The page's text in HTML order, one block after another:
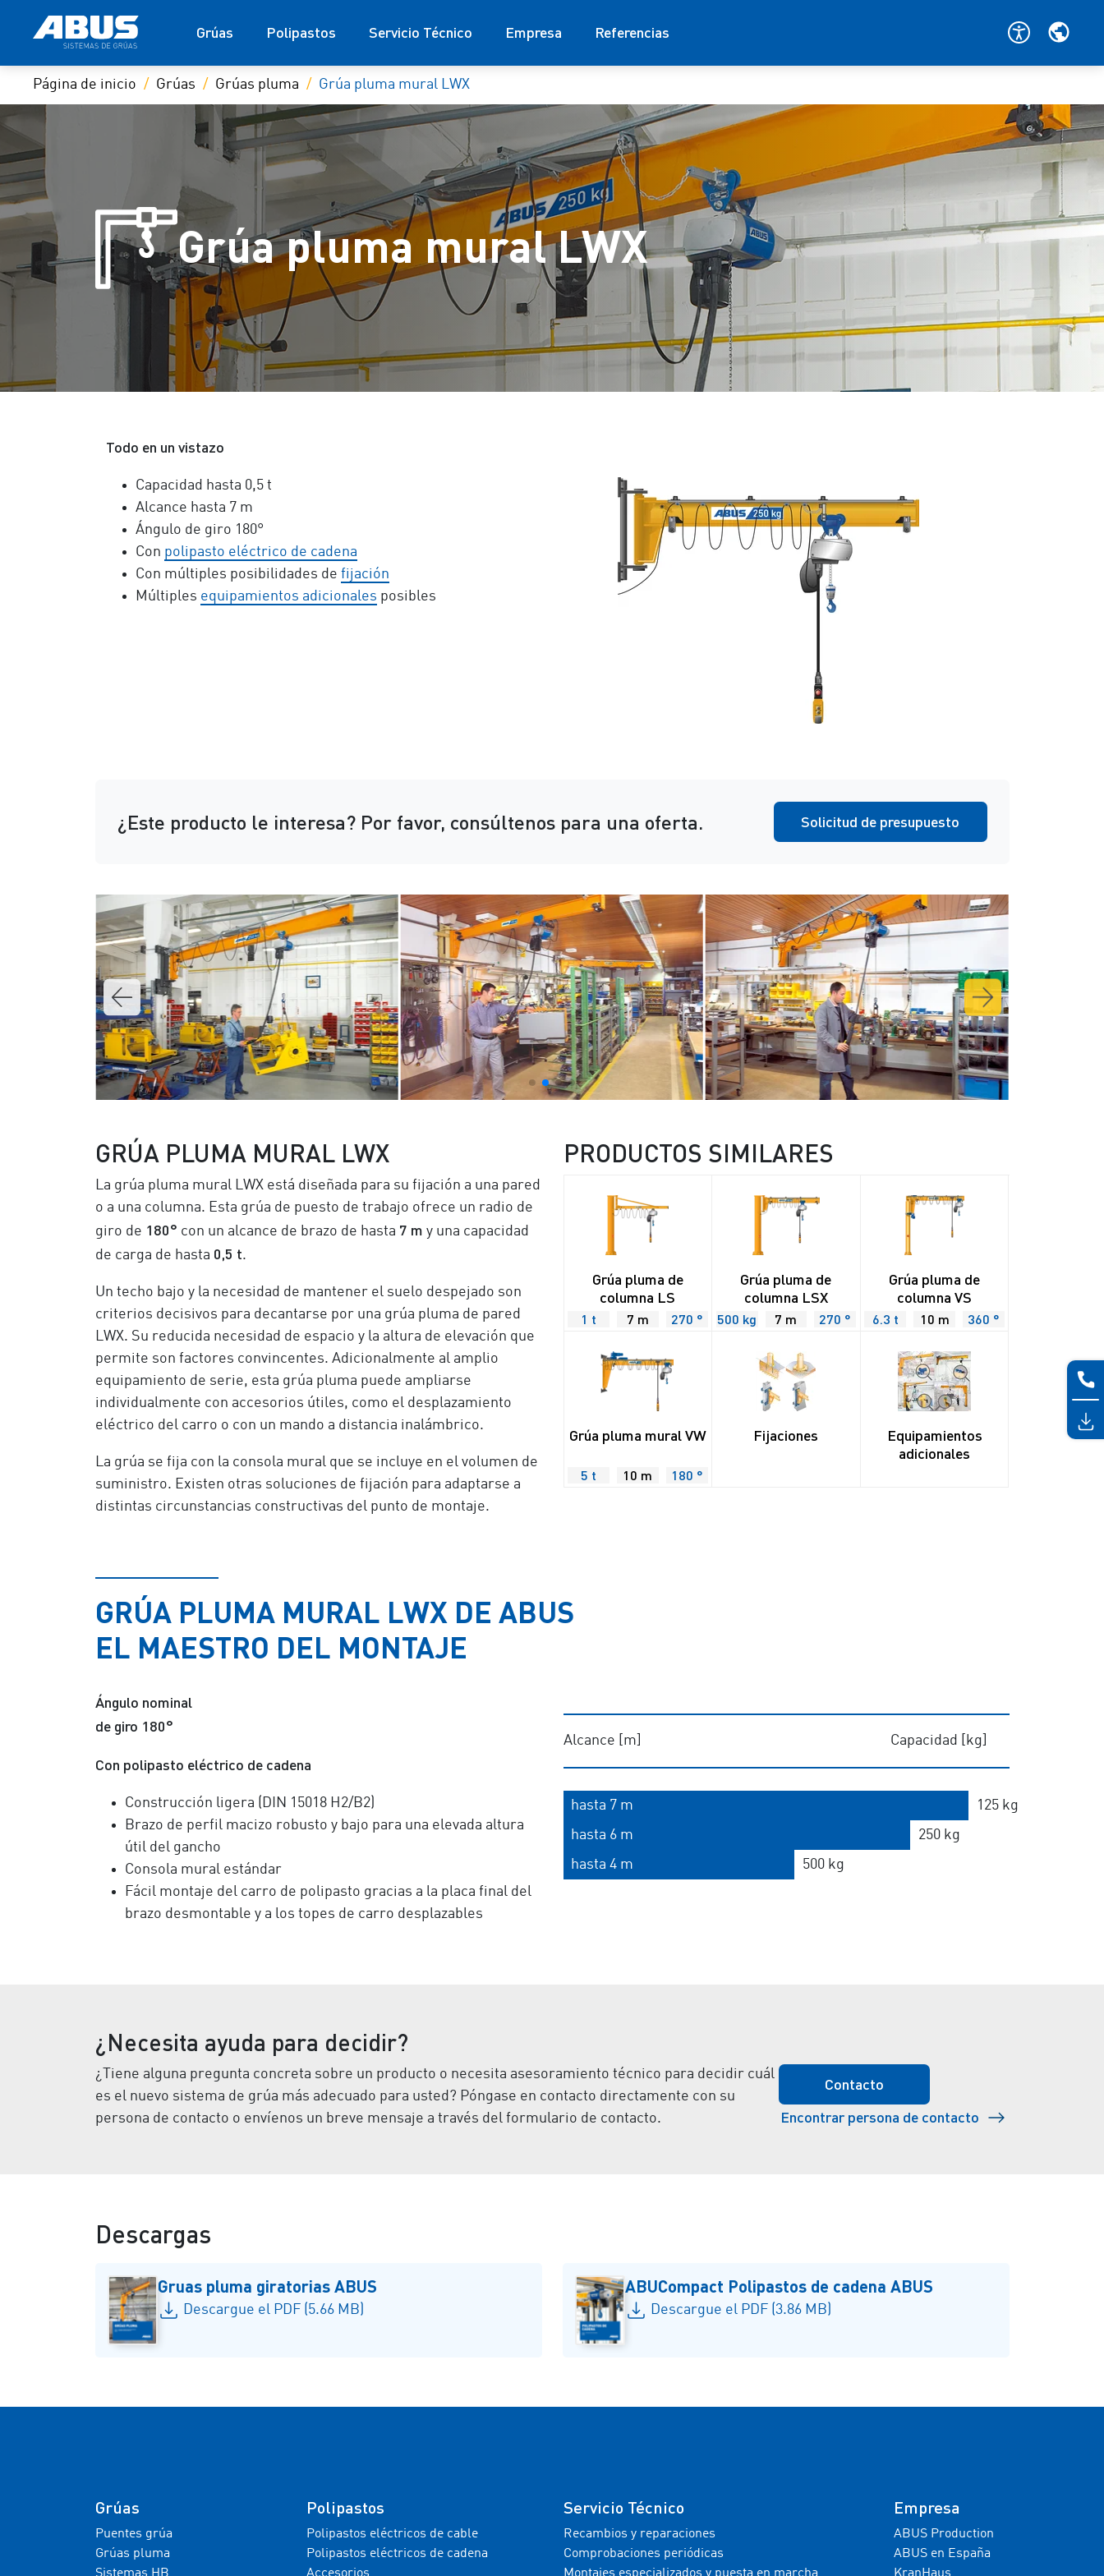
Grúas Polipastos Servicio Técnico Empresa Referencias
Página de inicio Grúas Grúas pluma Grúa pluma mural LWX
Grúa pluma mural LWX
Todo en un vistazo
Capacidad hasta 0,5 t
Alcance hasta 7 m
Ángulo de giro 180°
Con polipasto eléctrico de cadena
Con múltiples posibilidades de fijación
Múltiples equipamientos adicionales posibles
¿Este producto le interesa? Por favor, consúltenos para una oferta. Solicitud de presupuesto
GRÚA PLUMA MURAL LWX
La grúa pluma mural LWX está diseñada para su fijación a una pared
o a una columna. Esta grúa de puesto de trabajo ofrece un radio de
giro de 180° con un alcance de brazo de hasta 7 m y una capacidad
de carga de hasta 0,5 t.
Un techo bajo y la necesidad de mantener el suelo despejado son
criterios decisivos para decantarse por una grúa pluma de pared
LWX. Su reducida necesidad de espacio y la altura de elevación que
permite son factores convincentes. Adicionalmente al amplio
equipamiento de serie, esta grúa pluma puede ampliarse
individualmente con accesorios útiles, como el desplazamiento
eléctrico del carro o con un mando a distancia inalámbrico.
La grúa se fija con la consola mural que se incluye en el volumen de
suministro. Existen otras soluciones de fijación para adaptarse a
distintas circunstancias constructivas del punto de montaje.
PRODUCTOS SIMILARES
Grúa pluma de
columna LS
1 t 7 m 270 °
Grúa pluma de
columna LSX
500 kg 7 m 270 °
Grúa pluma de
columna VS
6.3 t 10 m 360 °
Grúa pluma mural VW
5 t 10 m 180 °
Fijaciones
Equipamientos
adicionales
GRÚA PLUMA MURAL LWX DE ABUS
EL MAESTRO DEL MONTAJE
Ángulo nominal
de giro 180°
Con polipasto eléctrico de cadena
Construcción ligera (DIN 15018 H2/B2)
Brazo de perfil macizo robusto y bajo para una elevada altura
útil del gancho
Consola mural estándar
Fácil montaje del carro de polipasto gracias a la placa final del
brazo desmontable y a los topes de carro desplazables
Alcance [m] Capacidad [kg]
hasta 7 m
125 kg
hasta 6 m
250 kg
hasta 4 m
500 kg
¿Necesita ayuda para decidir?
¿Tiene alguna pregunta concreta sobre un producto o necesita asesoramiento técnico para decidir cuál
es el nuevo sistema de grúa más adecuado para usted? Póngase en contacto directamente con su
persona de contacto o envíenos un breve mensaje a través del formulario de contacto.
Contacto
Encontrar persona de contacto
Descargas
Gruas pluma giratorias ABUS
Descargue el PDF (5.66 MB)
ABUCompact Polipastos de cadena ABUS
Descargue el PDF (3.86 MB)
Grúas
Puentes grúa
Grúas pluma
Polipastos
Polipastos eléctricos de cable
Polipastos eléctricos de cadena
Servicio Técnico
Recambios y reparaciones
Comprobaciones periódicas
Empresa
ABUS Production
ABUS en España